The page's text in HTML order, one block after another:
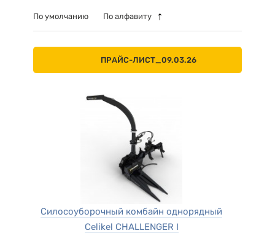
По умолчанию По алфавиту
ПРАЙС-ЛИСТ_09.03.26
Силосоуборочный комбайн однорядный
Celikel CHALLENGER I